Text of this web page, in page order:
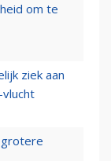
om te
ziek aan
vlucht